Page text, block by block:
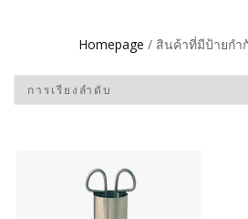
Homepage / สินค้าที่มีป้ายกำกั